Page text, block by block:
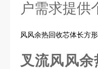
户需求提供
风风余热回收芯体长方
叉流风风